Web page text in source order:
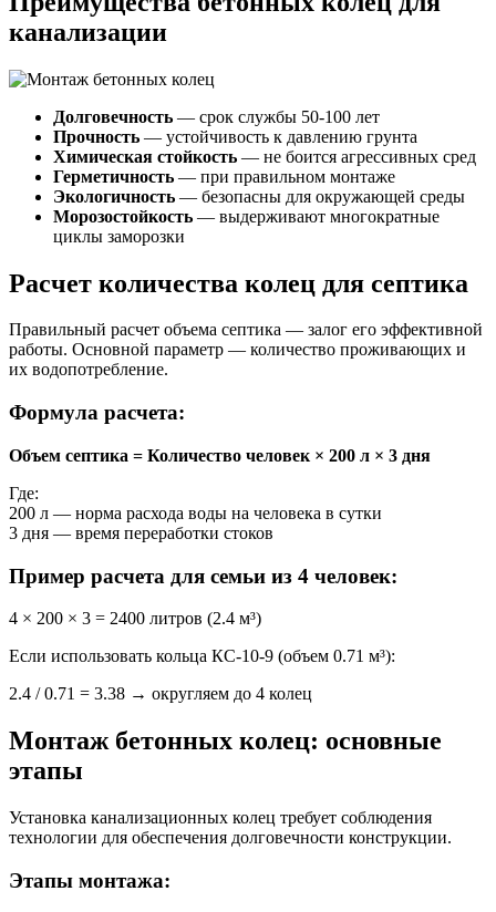
канализации
Долговечность — срок службы 50-100 лет
Прочность — устойчивость к давлению грунта
Химическая стойкость — не боится агрессивных сред
Герметичность — при правильном монтаже
Экологичность — безопасны для окружающей среды
Морозостойкость — выдерживают многократные
циклы заморозки
Расчет количества колец для септика
Правильный расчет объема септика — залог его эффективной
работы. Основной параметр — количество проживающих и
их водопотребление.
Формула расчета:
Объем септика = Количество человек × 200 л × 3 дня
Где:
200 л — норма расхода воды на человека в сутки
3 дня — время переработки стоков
Пример расчета для семьи из 4 человек:
4 × 200 × 3 = 2400 литров (2.4 м³)
Если использовать кольца КС-10-9 (объем 0.71 м³):
2.4 / 0.71 = 3.38 → округляем до 4 колец
Монтаж бетонных колец: основные
этапы
Установка канализационных колец требует соблюдения
технологии для обеспечения долговечности конструкции.
Этапы монтажа: